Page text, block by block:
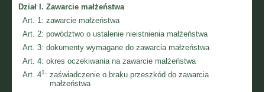
Dział I. Zawarcie małżeństwa
Art. 1: zawarcie małżeństwa
Art. 2: powództwo o ustalenie nieistnienia małżeństwa
Art. 3: dokumenty wymagane do zawarcia małżeństwa
Art. 4: okres oczekiwania na zawarcie małżeństwa
Art. 41: zaświadczenie o braku przeszkód do zawarcia
małżeństwa